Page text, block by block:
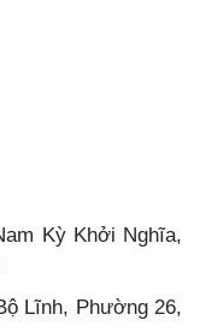
Kỳ Khởi Nghĩa,
Lĩnh, Phường 26,